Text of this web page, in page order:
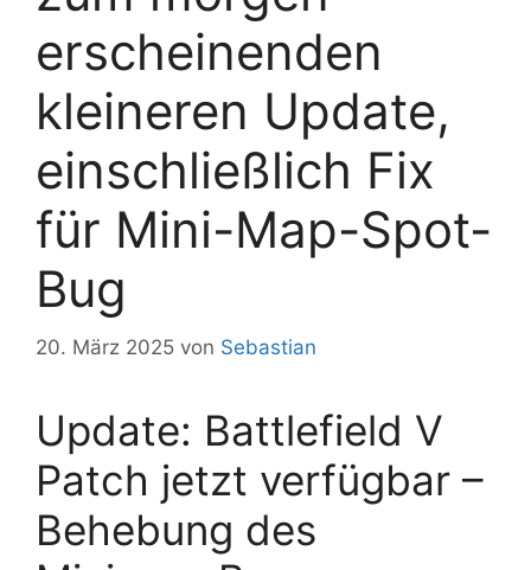
erscheinenden
kleineren Update,
einschließlich Fix
für Mini-Map-Spot-
Bug
20. März 2025 von Sebastian
Update: Battlefield V
Patch jetzt verfügbar –
Behebung des